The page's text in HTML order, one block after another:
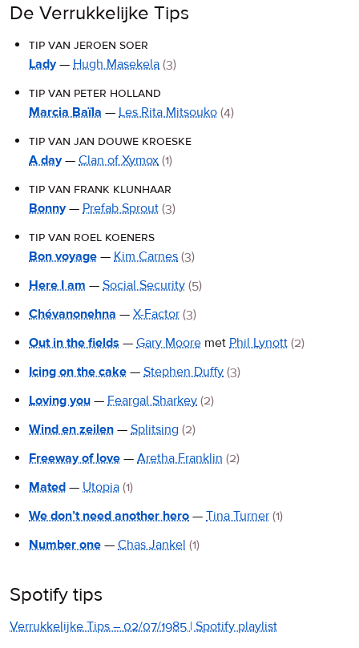
De Verrukkelijke Tips
tip van jeroen soer
Lady— Hugh Masekela (3)
tip van peter holland
Marcia Baïla — Les Rita Mitsouko (4)
tip van jan douwe kroeske
A day— Clan of Xymox (1)
tip van frank klunhaar
Bonny— Prefab Sprout (3)
tip van roel koeners
Bon voyage — Kim Carnes (3)
Here I am — Social Security (5)
Chévanonehna — X-Factor (3)
Out in the fields — Gary Moore met Phil Lynott (2)
Icing on the cake — Stephen Duffy (3)
Loving you — Feargal Sharkey (2)
Wind en zeilen — Splitsing (2)
Freeway of love — Aretha Franklin (2)
Mated — Utopia (1)
We don’t need another hero — Tina Turner (1)
Number one — Chas Jankel (1)
Spotify tips
Verrukkelijke Tips – 02/07/1985 | Spotify playlist